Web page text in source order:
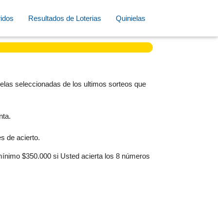
Resultados de Loterias Quinielas
seleccionadas de los ultimos sorteos que
de acierto.
$350.000 si Usted acierta los 8 números